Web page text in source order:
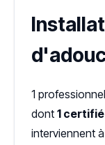
1
dont 1 certifié
interviennent